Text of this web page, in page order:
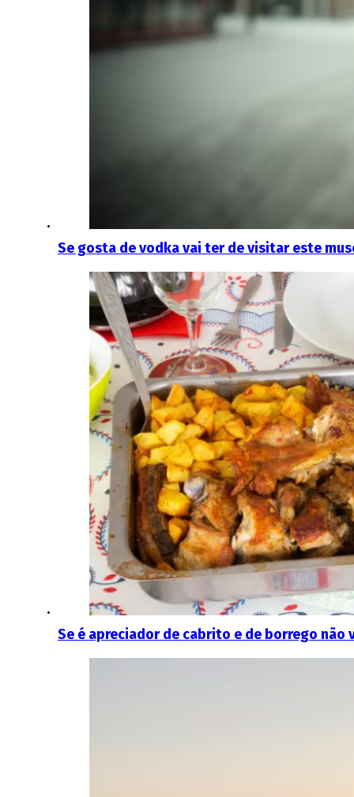
Se gosta de vodka vai ter de visitar este
Se é apreciador de cabrito e de borrego não